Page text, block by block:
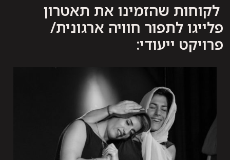
לקוחות שהזמינו את תאטרון
פלייגו לתפור חוויה ארגונית/
פרויקט ייעודי: